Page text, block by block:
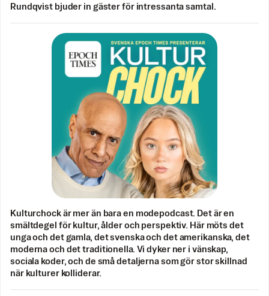
Rundqvist bjuder in gäster för intressanta samtal.
Kulturchock är mer än bara en modepodcast. Det är en
smältdegel för kultur, ålder och perspektiv. Här möts det
unga och det gamla, det svenska och det amerikanska, det
moderna och det traditionella. Vi dyker ner i vänskap,
sociala koder, och de små detaljerna som gör stor skillnad
när kulturer kolliderar.